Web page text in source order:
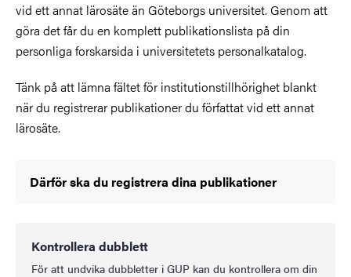
vid ett annat lärosäte än Göteborgs universitet. Genom att
göra det får du en komplett publikationslista på din
personliga forskarsida i universitetets personalkatalog.
Tänk på att lämna fältet för institutionstillhörighet blankt
när du registrerar publikationer du författat vid ett annat
lärosäte.
Därför ska du registrera dina publikationer
Kontrollera dubblett
För att undvika dubbletter i GUP kan du kontrollera om din